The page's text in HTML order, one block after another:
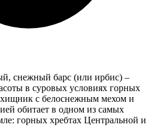
снежный барс (или ирбис) –
в суровых условиях горных
с белоснежным мехом и
обитает в одном из самых
горных хребтах Центральной и